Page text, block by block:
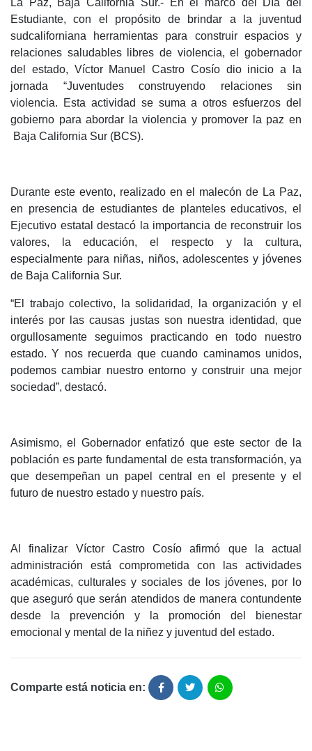
La Paz, Baja California Sur.- En el marco del Día del
Estudiante, con el propósito de brindar a la juventud
sudcaliforniana herramientas para construir espacios y
relaciones saludables libres de violencia, el gobernador
del estado, Víctor Manuel Castro Cosío dio inicio a la
jornada “Juventudes construyendo relaciones sin
violencia. Esta actividad se suma a otros esfuerzos del
gobierno para abordar la violencia y promover la paz en
Baja California Sur (BCS).
Durante este evento, realizado en el malecón de La Paz,
en presencia de estudiantes de planteles educativos, el
Ejecutivo estatal destacó la importancia de reconstruir los
valores, la educación, el respecto y la cultura,
especialmente para niñas, niños, adolescentes y jóvenes
de Baja California Sur.
“El trabajo colectivo, la solidaridad, la organización y el
interés por las causas justas son nuestra identidad, que
orgullosamente seguimos practicando en todo nuestro
estado. Y nos recuerda que cuando caminamos unidos,
podemos cambiar nuestro entorno y construir una mejor
sociedad”, destacó.
Asimismo, el Gobernador enfatizó que este sector de la
población es parte fundamental de esta transformación, ya
que desempeñan un papel central en el presente y el
futuro de nuestro estado y nuestro país.
Al finalizar Víctor Castro Cosío afirmó que la actual
administración está comprometida con las actividades
académicas, culturales y sociales de los jóvenes, por lo
que aseguró que serán atendidos de manera contundente
desde la prevención y la promoción del bienestar
emocional y mental de la niñez y juventud del estado.
Comparte está noticia en: